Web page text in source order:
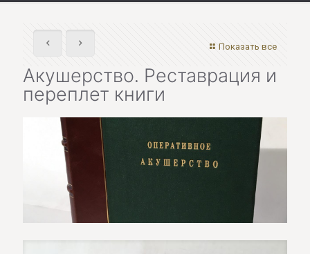
Показать все
Акушерство. Реставрация и
переплет книги